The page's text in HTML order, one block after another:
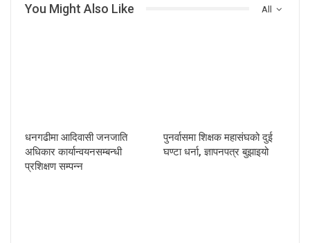
All
You Might Also Like
धनगढीमा आदिवासी जनजाति
अधिकार कार्यान्वयनसम्बन्धी
प्रशिक्षण सम्पन्न
पुनर्वासमा शिक्षक महासंघको दुई
घण्टा धर्ना, ज्ञापनपत्र बुझाइयो